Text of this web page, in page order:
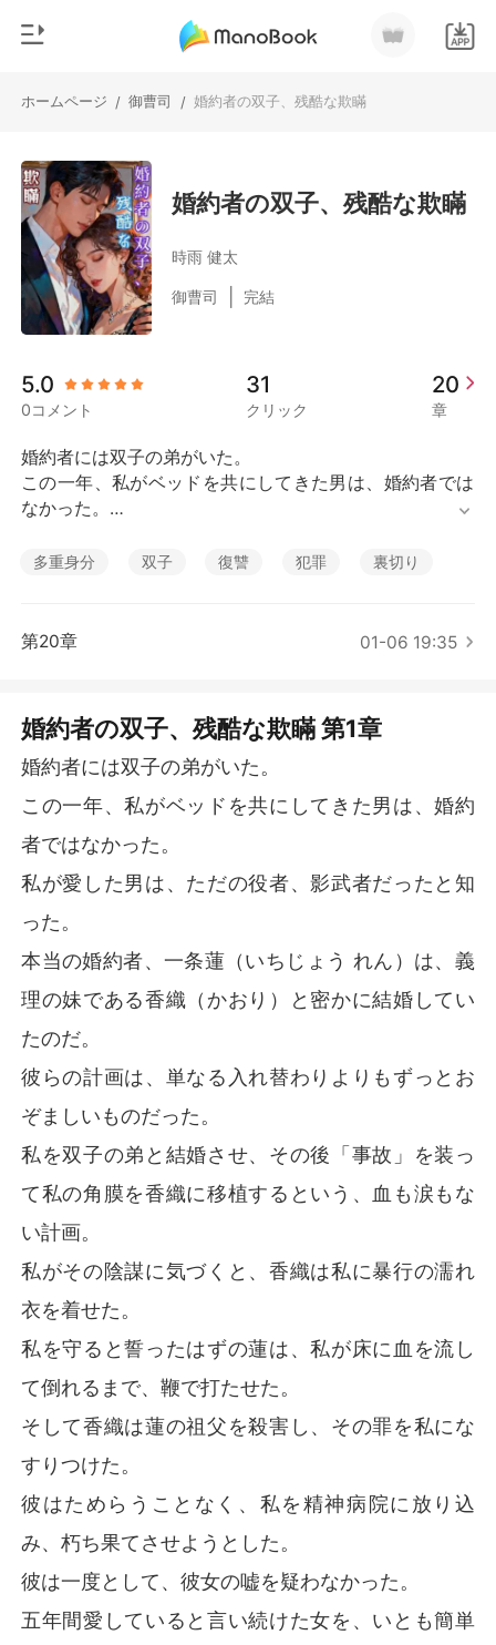
ホームページ / 御曹司 / 婚約者の双子、残酷な欺瞞
チャージ
閲覧履歴
ログアウトします
検索
ジャンル
都市
恋愛
人狼
マフィア
短編傑作
婚約者の双子、残酷な欺瞞
時雨 健太
御曹司 完結
5.0
0コメント
31
クリック
20
章
婚約者には双子の弟がいた。
この一年、私がベッドを共にしてきた男は、婚約者では
なかった。
私が愛した男は、ただの役者、影武者だったと知った。
私を双子の弟と結婚させ、その後「事故」を装って私の
角膜を香織に移植するという、血も涙もない計画。
せた。
私を守ると誓ったはずの蓮は、私が床に血を流して倒れ
そして香織は蓮の祖父を殺害し、その罪を私になすりつ
彼はためらうことなく、私を精神病院に放り込み、朽ち
果てさせようとした。
彼は一度として、彼女の嘘を疑わなかった。
五年間愛していると言い続けた女を、いとも簡単に捨て
たのだ。
でも、彼らは一つ忘れていた。
私はただの遠野詩織（とおの しおり）、無力な孤児では
ない。
私は西園寺暁（さいおんじ あきら）。
巨大財閥の令嬢なのだから。
あの地獄から救い出された後、私は自分の死を偽装し、
姿を消した。
そして今、私は戻ってきた。
新しい人生を、今度こそ自分のために生きるために。
多重身分 双子 復讐 犯罪 裏切り
第20章 01-06 19:35
婚約者の双子、残酷な欺瞞 第1章
婚約者には双子の弟がいた。
この一年、私がベッドを共にしてきた男は、婚約
者ではなかった。
私が愛した男は、ただの役者、影武者だったと知
った。
本当の婚約者、一条蓮（いちじょう れん）は、義
理の妹である香織（かおり）と密かに結婚してい
たのだ。
彼らの計画は、単なる入れ替わりよりもずっとお
ぞましいものだった。
私を双子の弟と結婚させ、その後「事故」を装っ
て私の角膜を香織に移植するという、血も涙もな
い計画。
私がその陰謀に気づくと、香織は私に暴行の濡れ
衣を着せた。
私を守ると誓ったはずの蓮は、私が床に血を流し
て倒れるまで、鞭で打たせた。
そして香織は蓮の祖父を殺害し、その罪を私にな
すりつけた。
彼はためらうことなく、私を精神病院に放り込
み、朽ち果てさせようとした。
彼は一度として、彼女の嘘を疑わなかった。
五年間愛していると言い続けた女を、いとも簡単